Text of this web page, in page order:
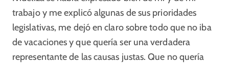
trabajo y me explicó algunas de sus prioridades
legislativas, me dejó en claro sobre todo que no iba
de vacaciones y que quería ser una verdadera
representante de las causas justas. Que no quería